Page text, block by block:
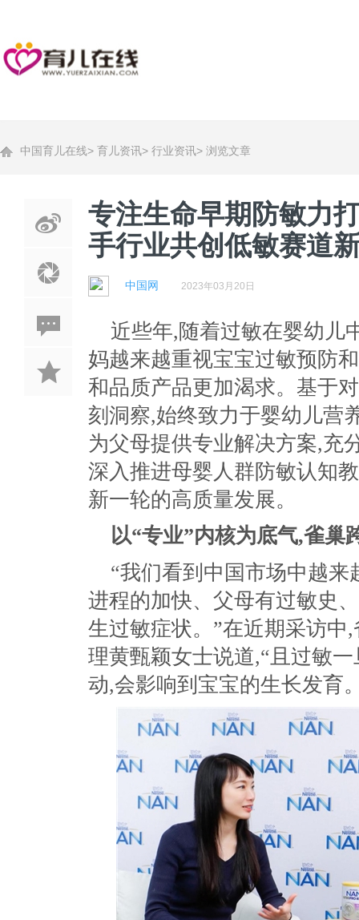
中国育儿在线> 育儿资讯> 行业资讯> 浏览文章
专注生命早期防敏力
手行业共创低敏赛道
中国网 2023年03月20日
近些年,随着过敏在婴幼儿
妈越来越重视宝宝过敏预防
和品质产品更加渴求。基于
刻洞察,始终致力于婴幼儿营
为父母提供专业解决方案,充
深入推进母婴人群防敏认知
新一轮的高质量发展。
以“专业”内核为底气,雀巢
“我们看到中国市场中越
进程的加快、父母有过敏史
生过敏症状。”在近期采访
理黄甄颖女士说道,“且过敏
动,会影响到宝宝的生长发育